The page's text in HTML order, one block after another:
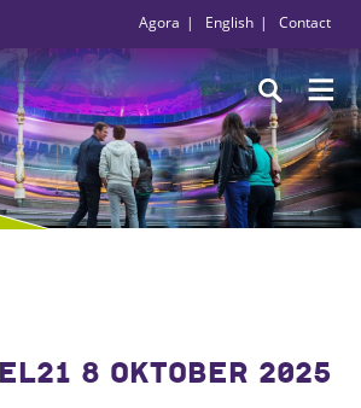
Agora English Contact
8 OKTOBER 2025